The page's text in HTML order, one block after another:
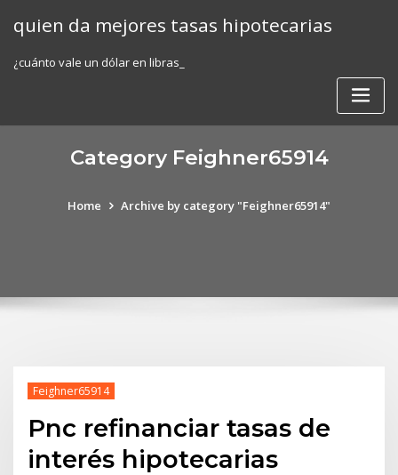
quien da mejores tasas hipotecarias
¿cuánto vale un dólar en libras_
Category Feighner65914
Home Archive by category "Feighner65914"
Feighner65914
Pnc refinanciar tasas de
interés hipotecarias